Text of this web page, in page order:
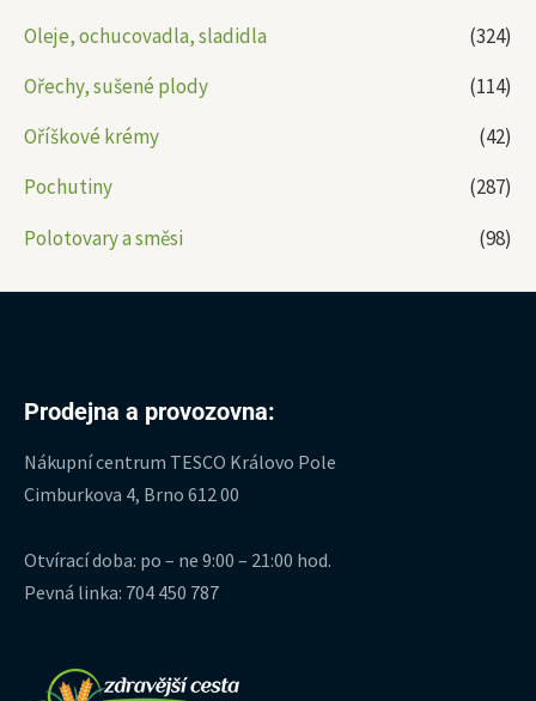
Oleje, ochucovadla, sladidla
(324)
Ořechy, sušené plody
(114)
Oříškové krémy
(42)
Pochutiny
(287)
Polotovary a směsi
(98)
Prodejna a provozovna:
Nákupní centrum TESCO Královo Pole
Cimburkova 4, Brno 612 00
Otvírací doba: po – ne 9:00 – 21:00 hod.
Pevná linka: 704 450 787